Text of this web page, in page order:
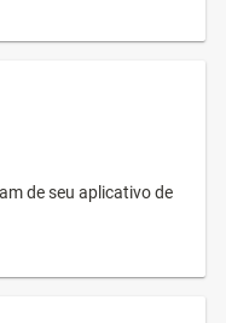
de seu aplicativo de